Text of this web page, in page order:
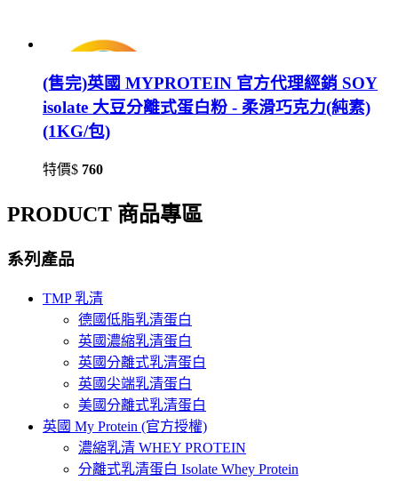
(售完)英國 MYPROTEIN 官方代理經銷 SOY
isolate 大豆分離式蛋白粉 - 柔滑巧克力(純素)
(1KG/包)
特價$ 760
PRODUCT 商品專區
系列產品
TMP 乳清
德國低脂乳清蛋白
英國濃縮乳清蛋白
英國分離式乳清蛋白
英國尖端乳清蛋白
美國分離式乳清蛋白
英國 My Protein (官方授權)
濃縮乳清 WHEY PROTEIN
分離式乳清蛋白 Isolate Whey Protein